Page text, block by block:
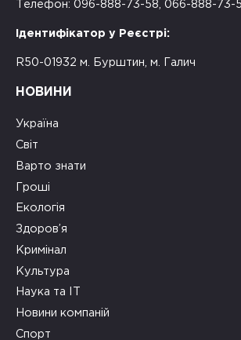
Телефон: 096-888-73-58, 066-888-73-
Ідентифікатор у Реєстрі:
R50-01932 м. Бурштин, м. Галич
НОВИНИ
Україна
Світ
Варто знати
Гроші
Екологія
Здоров’я
Кримінал
Культура
Наука та ІТ
Новини компаній
Спорт